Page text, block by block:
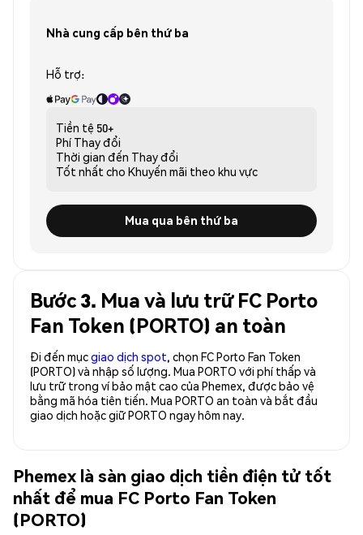
Nhà cung cấp bên thứ ba
Hỗ trợ:
Tiền tệ 50+
Phí Thay đổi
Thời gian đến Thay đổi
Tốt nhất cho Khuyến mãi theo khu vực
Mua qua bên thứ ba
Bước 3. Mua và lưu trữ FC Porto
Fan Token (PORTO) an toàn
Đi đến mụcgiao dịch spot, chọn FC Porto Fan Token
(PORTO) và nhập số lượng. Mua PORTO với phí thấp và
lưu trữ trong ví bảo mật cao của Phemex, được bảo vệ
bằng mã hóa tiên tiến. Mua PORTO an toàn và bắt đầu
giao dịch hoặc giữ PORTO ngay hôm nay.
Phemex là sàn giao dịch tiền điện tử tốt
nhất để mua FC Porto Fan Token
(PORTO)